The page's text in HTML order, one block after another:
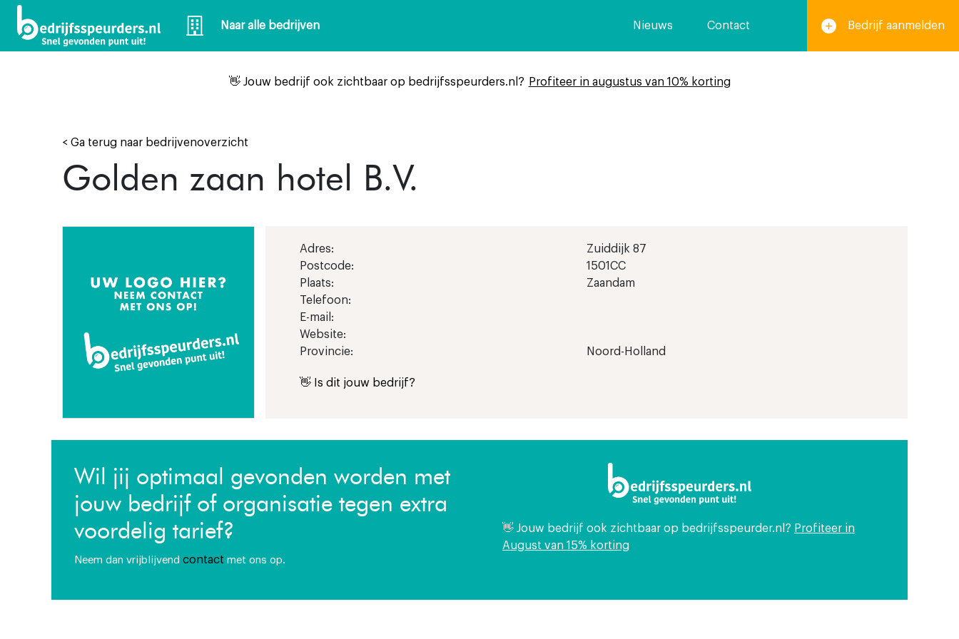
Naar alle bedrijven Nieuws Contact Bedrijf aanmelden
👋 Jouw bedrijf ook zichtbaar op bedrijfsspeurders.nl? Profiteer in augustus van 10% korting
< Ga terug naar bedrijvenoverzicht
Golden zaan hotel B.V.
Adres:
Zuiddijk 87
Postcode:
1501CC
Plaats:
Zaandam
Telefoon:
E-mail:
Website:
Provincie:
Noord-Holland
👋 Is dit jouw bedrijf?
Wil jij optimaal gevonden worden met
jouw bedrijf of organisatie tegen extra
voordelig tarief?
Neem dan vrijblijvend contact met ons op.
👋 Jouw bedrijf ook zichtbaar op bedrijfsspeurder.nl? Profiteer in
August van 15% korting